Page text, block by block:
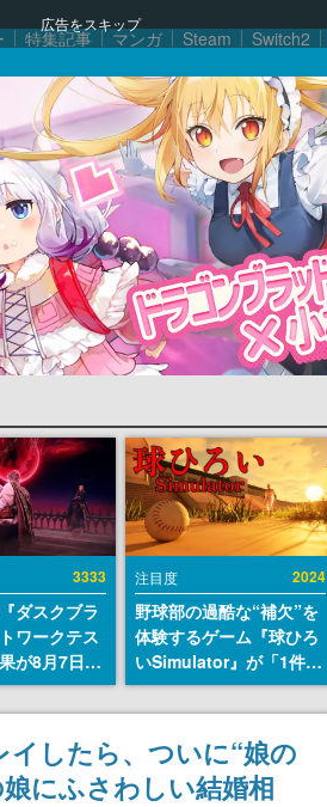
広告をスキップ
特集記事 マンガ Steam Switch2
3333
ダスクブラ
ワークテス
が8月7日22
募サイトの
ら確認可
施は8月21
注目度 2024
野球部の過酷な“補欠”を
体験するゲーム『球ひろ
いSimulator』が「1件」
のウィッシュリストをも
とにチェコ語に対応し
SNSで話題に。『キング
ダム・カム』開発元やチ
ェコのプロ野球選手から
イしたら、ついに“娘の
にふさわしい結婚相